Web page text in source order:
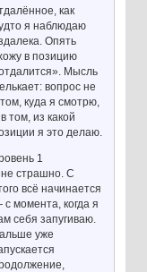
как
я наблюдаю
Опять
в позицию
Мысль
вопрос не
куда я смотрю,
том, из какой
я это делаю.
1
страшно. С
всё начинается
момента, когда я
себя запугиваю.
уже